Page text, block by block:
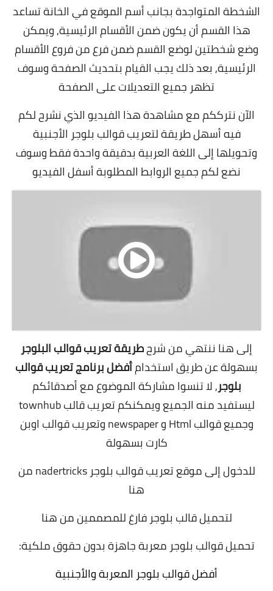
الشخطة المتواجدة بجانب أسم الموقع في الخانة تساعد
هذا القسم أن يكون ضمن الأقسام الرئيسية,ويمكن
وضع شخطتين لوضع القسم ضمن فرع من فروع الأقسام
الرئيسية,بعد ذلك يجب القيام بتحديث الصفحة وسوف
تظهر جميع التعديلات على الصفحة
الآن نترككم مع مشاهدة هذا الفيديو الذي نشرح لكم
فيه أسهل طريقة لتعريب قوالب بلوجر الأجنبية
وتحويلها إلى اللغة العربية بدقيقة واحدة فقط وسوف
نضع لكم جميع الروابط المطلوبة أسفل الفيديو
إلى هنا ننتهي من شرحطريقة تعريب قوالب البلوجر
بسهولة عن طريق استخدامأفضل برنامج تعريب قوالب
بلوجر, لا تنسوا مشاركة الموضوع مع أصدقائكم
ليستفيد منه الجميع ويمكنكم تعريب قالب townhub
وجميع قوالب Html و newspaper وتعريب قوالب اوبن
كارت بسهولة
للدخول إلى موقع تعريب قوالب بلوجرnadertricksمن
هنا
لتحميل قالب بلوجر فارغ للمصممينمن هنا
تحميل قوالب بلوجر معربة جاهزة بدون حقوق ملكية:
أفضل قوالب بلوجر المعربة والأجنبية